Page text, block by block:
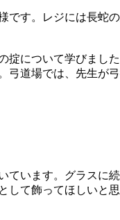
す。レジには長蛇
について学びまし
弓道場では、先生
います。グラスに
て飾ってほしいと思